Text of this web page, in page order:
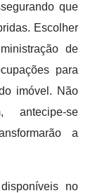
que
Escolher
de
para
imóvel. Não
antecipe-se
a
no